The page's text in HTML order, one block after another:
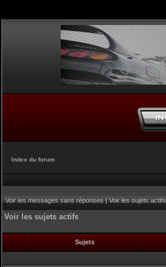
Index du forum
Voir les messages sans réponses|Voir les sujets actifs
Voir les sujets actifs
Sujets